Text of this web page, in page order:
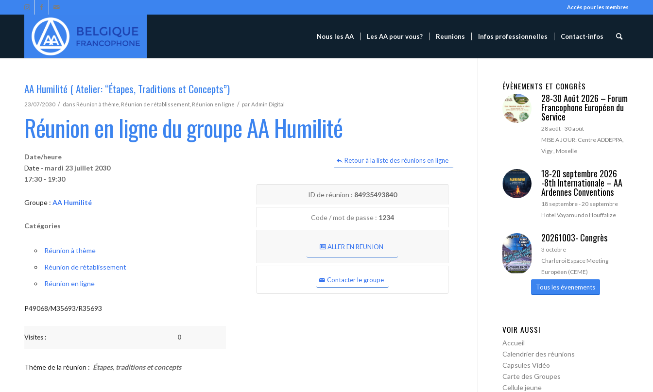
Accès pour les membres
Nous les AA Les AA pour vous? Reunions Infos professionnelles Contact-infos
AA Humilité ( Atelier: “Étapes, Traditions et Concepts”)
23/07/2030 / dans Réunion à thème Réunion de rétablissement Réunion en ligne / parAdmin Digital
Réunion en ligne du groupe AA Humilité
Retour à la liste des réunions en ligne
Date/heure
Date - mardi 23 juillet 2030
17:30 - 19:30
Groupe : AA Humilité
Catégories
Réunion à thème
Réunion de rétablissement
Réunion en ligne
P49068/M35693/R35693
Visites : 0
ID de réunion : 84935493840
Code / mot de passe : 1234
ALLER EN REUNION
Contacter le groupe
Thème de la réunion : Étapes, traditions et concepts
ÉVÈNEMENTS ET CONGRÈS
28-30 Août 2026 – Forum
Francophone Européen du
Service
28 août-30 août
MISE A JOUR: Centre ADDEPPA,
Vigy , Moselle
18-20 septembre 2026
-8th Internationale – AA
Ardennes Conventions
18 septembre-20 septembre
Hotel Vayamundo Houffalize
20261003- Congrès
3 octobre
Charleroi Espace Meeting
Européen (CEME)
Tous les évenements
VOIR AUSSI
Accueil
Calendrier des réunions
Capsules Vidéo
Carte des Groupes
Cellule jeune